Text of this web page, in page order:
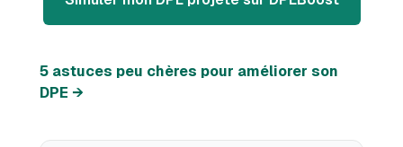
5 astuces peu chères pour améliorer son
DPE →